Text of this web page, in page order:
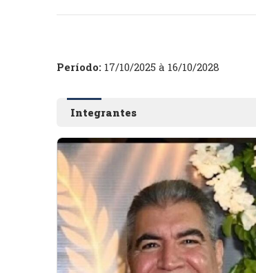
Período: 17/10/2025 à 16/10/2028
Integrantes